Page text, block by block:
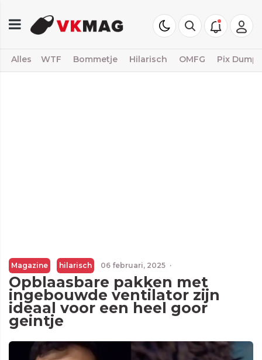
Alles WTF Bommetje Hilarisch OMFG Pix Dump
Magazine hilarisch 06 februari, 2025 ·
Opblaasbare pakken met
ingebouwde ventilator zijn
ideaal voor een heel goor
geintje